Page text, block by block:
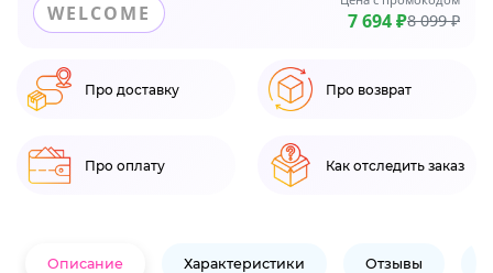
WELCOME 7 694 ₽8 099 ₽
Про доставку Про возврат
Про оплату Как отследить заказ
Описание Характеристики Отзывы